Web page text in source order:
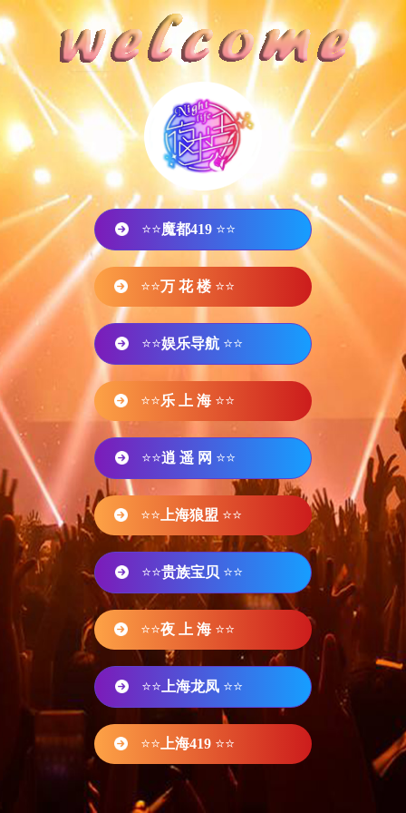
⭐⭐魔都419 ⭐⭐
⭐⭐万 花 楼 ⭐⭐
⭐⭐娱乐导航 ⭐⭐
⭐⭐乐 上 海 ⭐⭐
⭐⭐逍 遥 网 ⭐⭐
⭐⭐ 上海狼盟 ⭐⭐
⭐⭐贵族宝贝 ⭐⭐
⭐⭐夜 上 海 ⭐⭐
⭐⭐ 上海龙凤 ⭐⭐
⭐⭐ 上海419 ⭐⭐